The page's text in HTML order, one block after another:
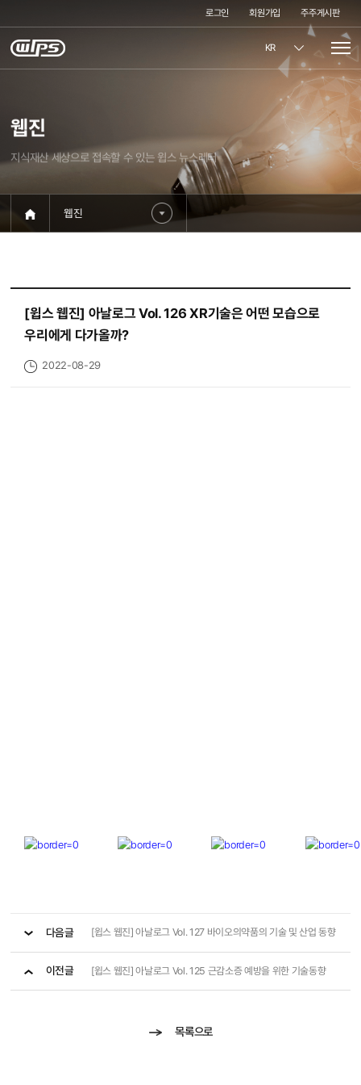
로그인 회원가입 주주게시판
KR
웹진
지식재산 세상으로 접속할 수 있는 윕스 뉴스레터
웹진
[윕스 웹진] 아날로그 Vol. 126 XR기술은 어떤 모습으로
우리에게 다가올까?
2022-08-29
다음글 [윕스 웹진] 아날로그 Vol. 127 바이오의약품의 기술 및 산업 동향
이전글 [윕스 웹진] 아날로그 Vol. 125 근감소증 예방을 위한 기술동향
목록으로